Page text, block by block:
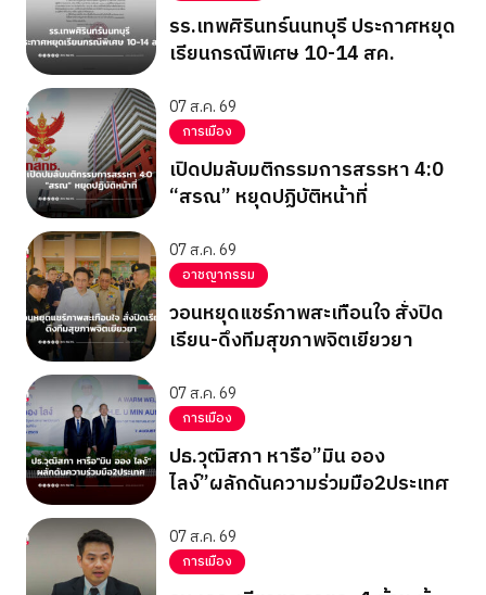
รร.เทพศิรินทร์นนทบุรี ประกาศหยุด
เรียนกรณีพิเศษ 10-14 สค.
07 ส.ค. 69
การเมือง
เปิดปมลับมติกรรมการสรรหา 4:0
“สรณ” หยุดปฏิบัติหน้าที่
07 ส.ค. 69
อาชญากรรม
วอนหยุดแชร์ภาพสะเทือนใจ สั่งปิด
เรียน-ดึงทีมสุขภาพจิตเยียวยา
07 ส.ค. 69
การเมือง
ปธ.วุฒิสภา หารือ”มิน ออง
ไลง์”ผลักดันความร่วมมือ2ประเทศ
07 ส.ค. 69
การเมือง